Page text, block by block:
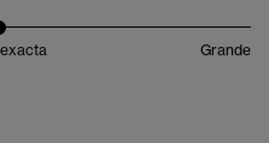
Grande